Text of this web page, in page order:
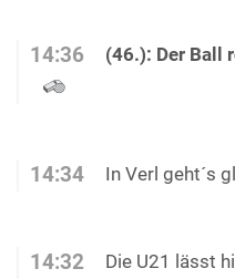
14:36 (46.): Der Ball
14:34 In Verl geht´s
14:32
Die U21 lässt